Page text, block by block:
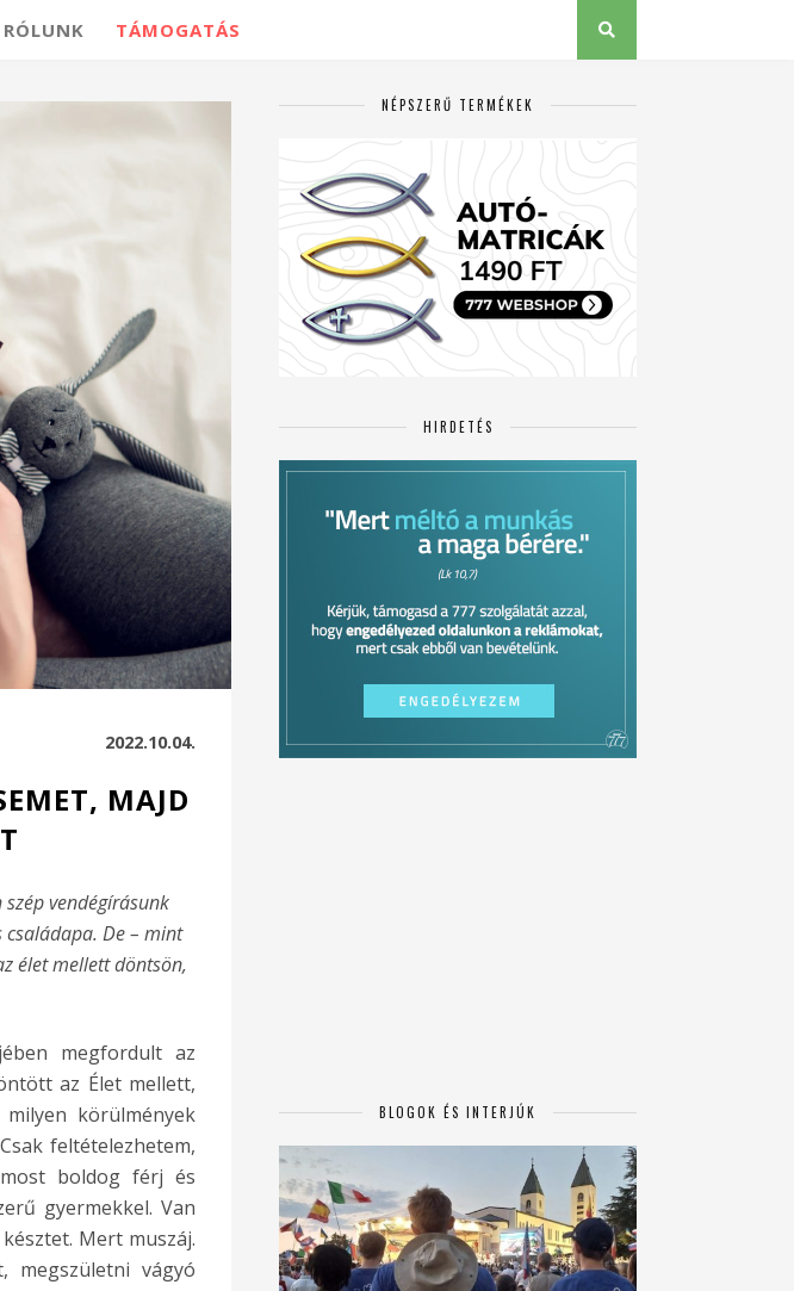
RÓLUNK TÁMOGATÁS
2022.10.04.
MAJD
vendégírásunk
De – mint
élet mellett döntsön,
megfordult az
az Élet mellett,
körülmények
feltételezhetem,
boldog férj és
gyermekkel. Van
Mert muszáj.
megszületni vágyó
NÉPSZERŰ TERMÉKEK
HIRDETÉS
BLOGOK ÉS INTERJÚK